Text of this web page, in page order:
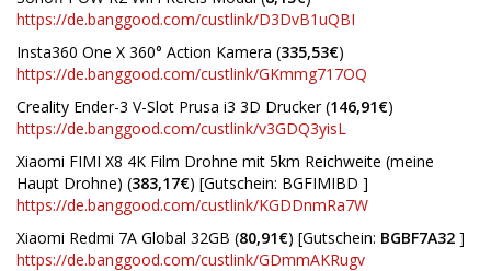
https://de.banggood.com/custlink/D3DvB1uQBI
Insta360 One X 360° Action Kamera (335,53€)
https://de.banggood.com/custlink/GKmmg717OQ
Creality Ender-3 V-Slot Prusa i3 3D Drucker (146,91€)
https://de.banggood.com/custlink/v3GDQ3yisL
Xiaomi FIMI X8 4K Film Drohne mit 5km Reichweite (meine
Haupt Drohne) (383,17€) [Gutschein: BGFIMIBD ]
https://de.banggood.com/custlink/KGDDnmRa7W
Xiaomi Redmi 7A Global 32GB (80,91€) [Gutschein: BGBF7A32 ]
https://de.banggood.com/custlink/GDmmAKRugv